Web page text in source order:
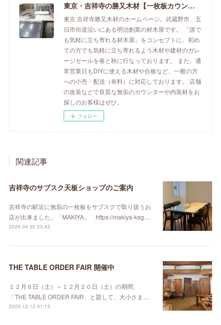
東京・吉祥寺の勝又木材【一枚板カウンター】
東京 吉祥寺勝又木材のホームページ。武蔵野市、五
日市街道沿いにある明治創業の材木屋です。 「誰で
も気軽に立ち寄れる材木屋」をコンセプトに、初め
ての方でも気軽に立ち寄れるよう木材や建材のガレ
ージセールを春と秋に行なっております。 また、通
常営業日もDIYに使える木材や合板など、一般の方
への小売・配送（有料）に対応しております。 店舗
の改装などで良質な無垢のカウンターや内装材をお
探しのお客様はぜひ。
フォロー
関連記事
吉祥寺のサブスク天板ショップのご案内
吉祥寺の駅近に無垢の一枚板をサブスクで取り扱うお
店が出来ました。「MAKIYA」 https://makiya-kag…
2026.04.30 23:42
THE TABLE ORDER FAIR 開催中
１２月６日（土）～１２月２０日（土）の期間、
「THE TABLE ORDER FAIR」と題して、大小さま…
2025.12.12 01:15